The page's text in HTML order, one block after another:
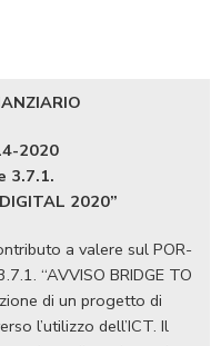
2020
3.7.1.
2020”
a valere sul POR-
“AVVISO BRIDGE TO
di un progetto di
l’utilizzo dell’ICT. Il